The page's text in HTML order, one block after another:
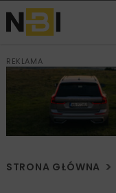
REKLAMA
STRONA GŁÓWNA